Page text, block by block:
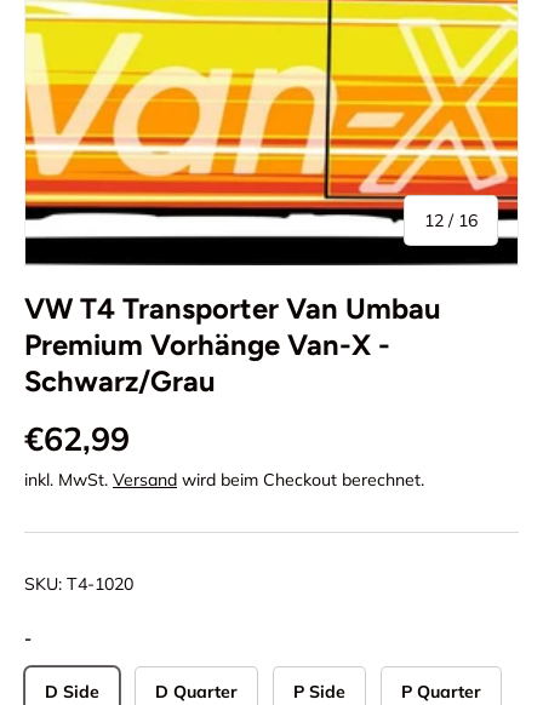
12 / von
16
VW T4 Transporter Van Umbau
Premium Vorhänge Van-X -
Schwarz/Grau
€62,99
inkl. MwSt. Versand wird beim Checkout berechnet.
SKU: T4-1020
-
D Side D Quarter P Side P Quarter